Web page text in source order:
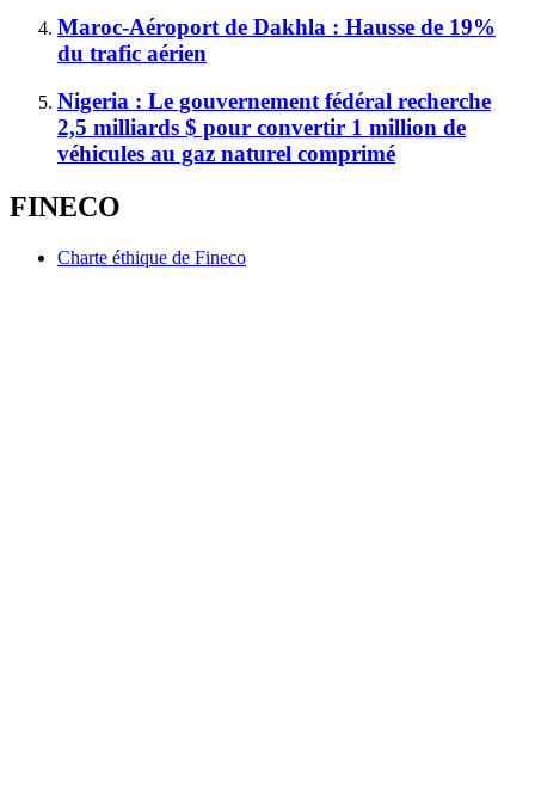
Maroc-Aéroport de Dakhla : Hausse de 19%
du trafic aérien
Nigeria : Le gouvernement fédéral recherche
2,5 milliards $ pour convertir 1 million de
véhicules au gaz naturel comprimé
FINECO
Charte éthique de Fineco